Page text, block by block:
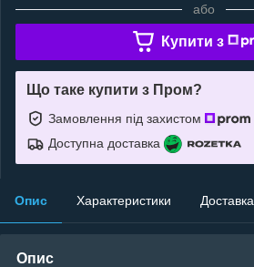
або
Купити з
Що таке купити з Пром?
Замовлення під захистом
Доступна доставка
Опис Характеристики Доставка
Опис